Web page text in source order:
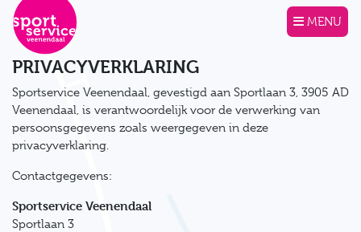
Direct naar de inhoud van de pagina
MENU
PRIVACYVERKLARING
Sportservice Veenendaal, gevestigd aan Sportlaan 3, 3905 AD
Veenendaal, is verantwoordelijk voor de verwerking van
persoonsgegevens zoals weergegeven in deze
privacyverklaring.
Contactgegevens:
Sportservice Veenendaal
Sportlaan 3